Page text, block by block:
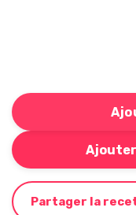
Ajouter
Bouton pour
Partager la